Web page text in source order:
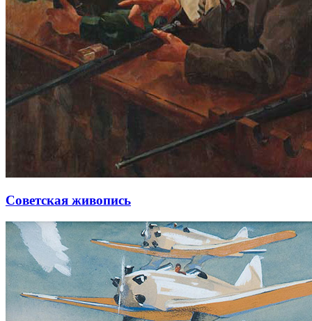
Советская живопись